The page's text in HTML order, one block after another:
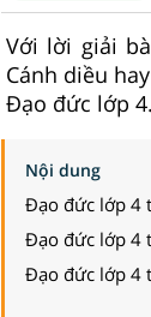
Với lời giải
Cánh diều
Đạo đức lớp 4.
Nội dung
Đạo đức lớp 4
Đạo đức lớp 4
Đạo đức lớp 4